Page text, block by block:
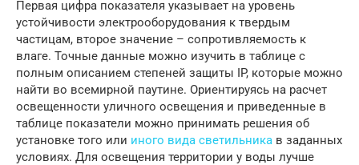
Первая цифра показателя указывает на уровень
устойчивости электрооборудования к твердым
частицам, второе значение – сопротивляемость к
влаге. Точные данные можно изучить в таблице с
полным описанием степеней защиты IP, которые можно
найти во всемирной паутине. Ориентируясь на расчет
освещенности уличного освещения и приведенные в
таблице показатели можно принимать решения об
установке того или иного вида светильника в заданных
условиях. Для освещения территории у воды лучше